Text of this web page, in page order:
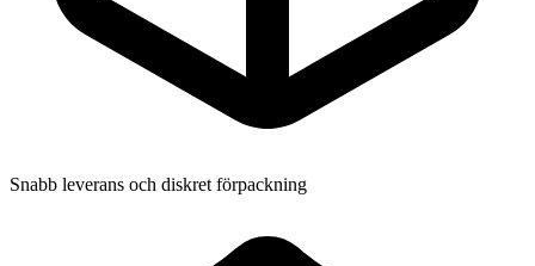
Snabb leverans och diskret förpackning